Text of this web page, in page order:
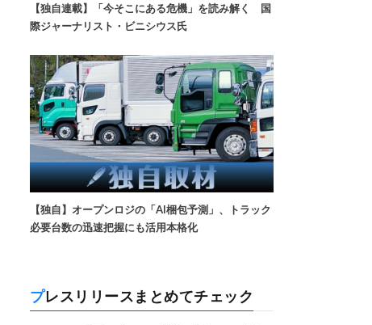
【独自連載】「今そこにある危機」を読み解く 国
際ジャーナリスト・ビニシウス氏
【独自】オープンロジの「AI梱包予測」、トラック
必要台数の迅速把握にも活用本格化
プレスリリースまとめてチェック